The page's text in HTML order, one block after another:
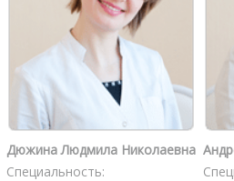
Дюжина Людмила Николаевна
Специальность: